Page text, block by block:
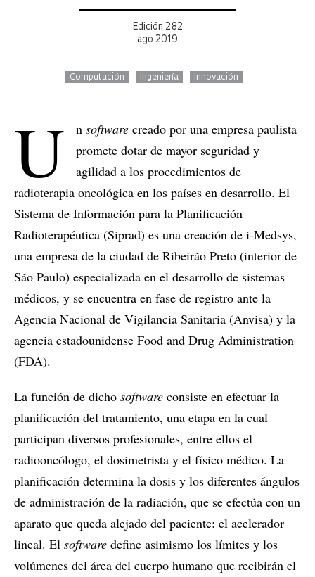
Edición 282
ago 2019
Computación Ingeniería Innovación
U n software creado por una empresa paulista
promete dotar de mayor seguridad y
agilidad a los procedimientos de
radioterapia oncológica en los países en desarrollo. El
Sistema de Información para la Planificación
Radioterapéutica (Siprad) es una creación de i-Medsys,
una empresa de la ciudad de Ribeirão Preto (interior de
São Paulo) especializada en el desarrollo de sistemas
médicos, y se encuentra en fase de registro ante la
Agencia Nacional de Vigilancia Sanitaria (Anvisa) y la
agencia estadounidense Food and Drug Administration
(FDA).
La función de dicho software consiste en efectuar la
planificación del tratamiento, una etapa en la cual
participan diversos profesionales, entre ellos el
radiooncólogo, el dosimetrista y el físico médico. La
planificación determina la dosis y los diferentes ángulos
de administración de la radiación, que se efectúa con un
aparato que queda alejado del paciente: el acelerador
lineal. El software define asimismo los límites y los
volúmenes del área del cuerpo humano que recibirán el